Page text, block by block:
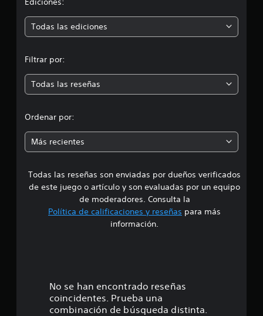
m
e
i
a
d
Todas las ediciones
Filtrar por:
Todas las reseñas
Ordenar por:
Más recientes
Todas las reseñas son enviadas por dueños verificados
de este juego o artículo y son evaluadas por un equipo
de moderadores. Consulta la
Política de calificaciones y reseñas para más
información.
No se han encontrado reseñas
coincidentes. Prueba una
combinación de búsqueda distinta.